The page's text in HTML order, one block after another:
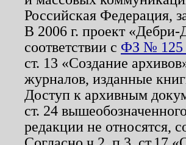
Российская Федерация,
В 2006 г. проект
соответствии с ФЗ № 125
ст. 13 «Создание
журналов, изданные
Доступ к архивным
ст. 24
редакции не относятся,